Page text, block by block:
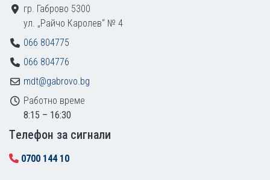
гр. Габрово 5300
ул. „Райчо Каролев“ № 4
066 804775
066 804776
mdt@gabrovo.bg
Работно време
8:15 – 16:30
Tелефон за сигнали
0700 144 10